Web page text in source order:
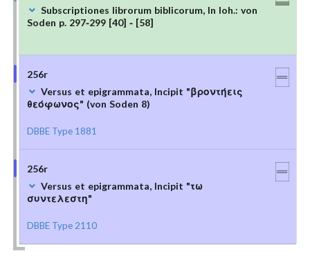
Subscriptiones librorum biblicorum, In Ioh.: von
Soden p. 297-299 [40] - [58]
256r
Versus et epigrammata, Incipit "βροντήεις
θεόφωνος" (von Soden 8)
DBBE Type 1881
256r
Versus et epigrammata, Incipit "τω
συντελεστη"
DBBE Type 2110